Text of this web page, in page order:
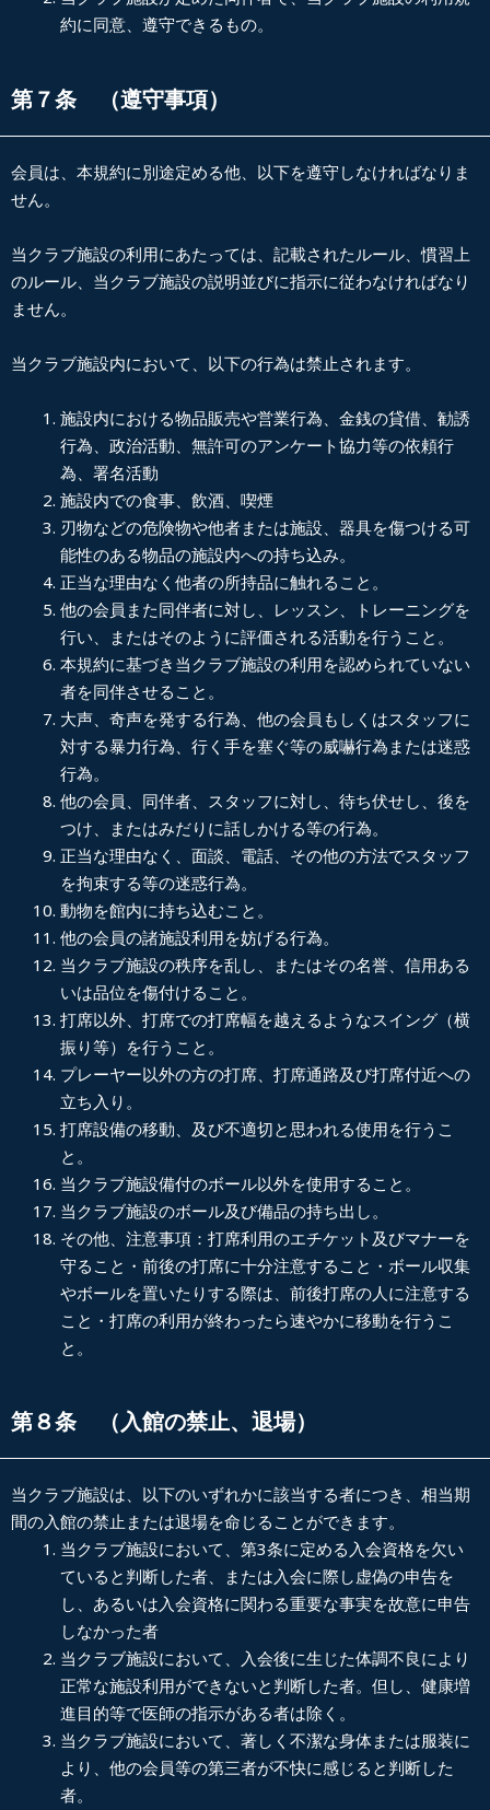
約に同意、遵守できるもの。
第７条 （遵守事項）
会員は、本規約に別途定める他、以下を遵守しなければなりま
せん。
当クラブ施設の利用にあたっては、記載されたルール、慣習上
のルール、当クラブ施設の説明並びに指示に従わなければなり
ません。
当クラブ施設内において、以下の行為は禁止されます。
施設内における物品販売や営業行為、金銭の貸借、勧誘
行為、政治活動、無許可のアンケート協力等の依頼行
為、署名活動
施設内での食事、飲酒、喫煙
刃物などの危険物や他者または施設、器具を傷つける可
能性のある物品の施設内への持ち込み。
正当な理由なく他者の所持品に触れること。
他の会員また同伴者に対し、レッスン、トレーニングを
行い、またはそのように評価される活動を行うこと。
本規約に基づき当クラブ施設の利用を認められていない
者を同伴させること。
大声、奇声を発する行為、他の会員もしくはスタッフに
対する暴力行為、行く手を塞ぐ等の威嚇行為または迷惑
行為。
他の会員、同伴者、スタッフに対し、待ち伏せし、後を
つけ、またはみだりに話しかける等の行為。
正当な理由なく、面談、電話、その他の方法でスタッフ
を拘束する等の迷惑行為。
動物を館内に持ち込むこと。
他の会員の諸施設利用を妨げる行為。
当クラブ施設の秩序を乱し、またはその名誉、信用ある
いは品位を傷付けること。
打席以外、打席での打席幅を越えるようなスイング（横
振り等）を行うこと。
プレーヤー以外の方の打席、打席通路及び打席付近への
立ち入り。
打席設備の移動、及び不適切と思われる使用を行うこ
と。
当クラブ施設備付のボール以外を使用すること。
当クラブ施設のボール及び備品の持ち出し。
その他、注意事項：打席利用のエチケット及びマナーを
守ること・前後の打席に十分注意すること・ボール収集
やボールを置いたりする際は、前後打席の人に注意する
こと・打席の利用が終わったら速やかに移動を行うこ
と。
第８条 （入館の禁止、退場）
当クラブ施設は、以下のいずれかに該当する者につき、相当期
間の入館の禁止または退場を命じることができます。
当クラブ施設において、第3条に定める入会資格を欠い
ていると判断した者、または入会に際し虚偽の申告を
し、あるいは入会資格に関わる重要な事実を故意に申告
しなかった者
当クラブ施設において、入会後に生じた体調不良により
正常な施設利用ができないと判断した者。但し、健康増
進目的等で医師の指示がある者は除く。
当クラブ施設において、著しく不潔な身体または服装に
より、他の会員等の第三者が不快に感じると判断した
者。